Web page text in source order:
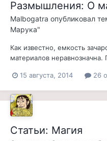
Размышления: О
Malbogatra опубликовал
Марука"
Как известно, емкость
материалов
стальной топор? Почему
двемерского металла? Про...
15 августа, 2014 26
Статьи: Магия